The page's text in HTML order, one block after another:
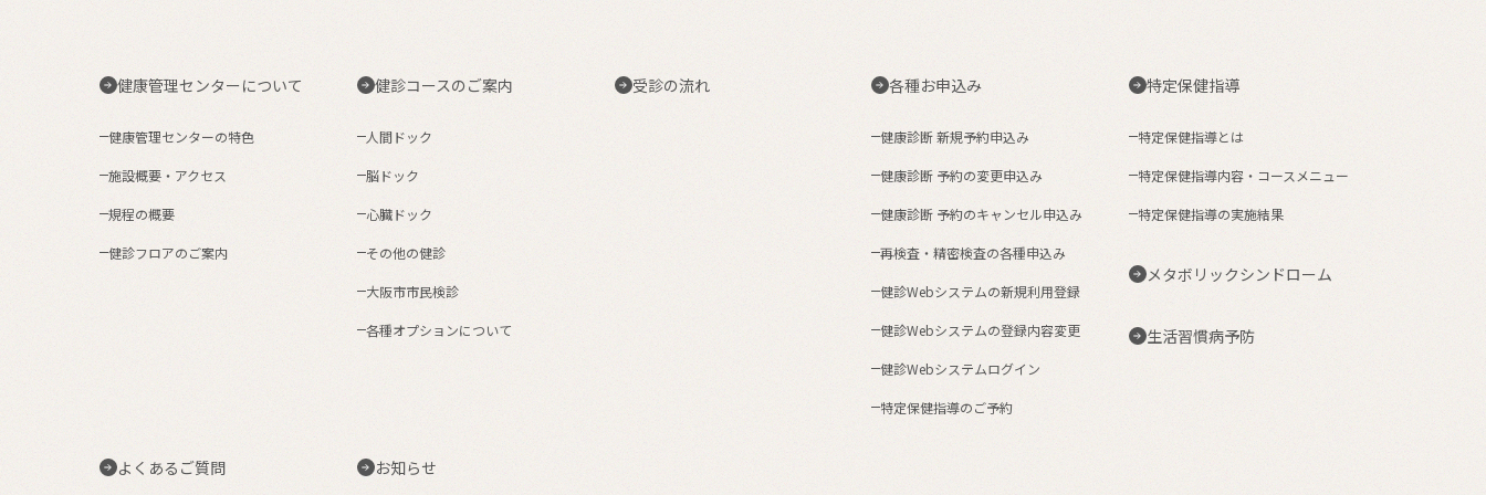
健康管理センターについて
健康管理センターの特色
施設概要・アクセス
規程の概要
健診フロアのご案内
健診コースのご案内
人間ドック
脳ドック
心臓ドック
その他の健診
大阪市市民検診
各種オプションについて
受診の流れ 各種お申込み
健康診断 新規予約申込み
健康診断 予約の変更申込み
健康診断 予約のキャンセル申込み
再検査・精密検査の各種申込み
健診Webシステムの新規利用登録
健診Webシステムの登録内容変更
健診Webシステムログイン
特定保健指導のご予約
特定保健指導
特定保健指導とは
特定保健指導内容・コースメニュー
特定保健指導の実施結果
メタボリックシンドローム
生活習慣病予防
よくあるご質問 お知らせ